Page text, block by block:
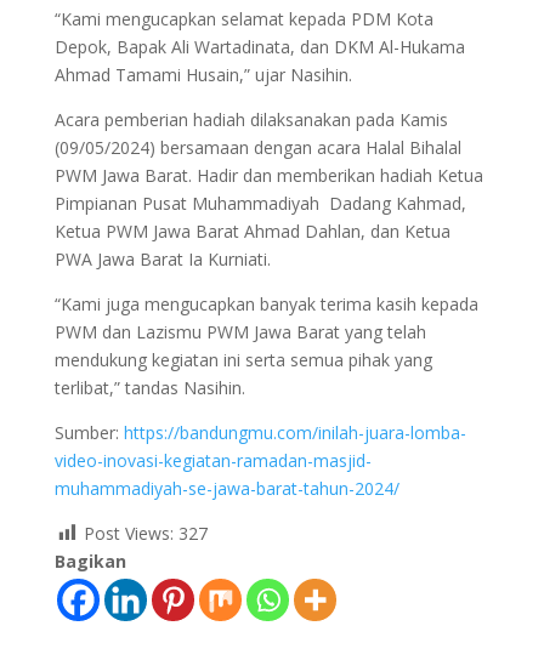
“Kami mengucapkan selamat kepada PDM Kota
Depok, Bapak Ali Wartadinata, dan DKM Al-Hukama
Ahmad Tamami Husain,” ujar Nasihin.
Acara pemberian hadiah dilaksanakan pada Kamis
(09/05/2024) bersamaan dengan acara Halal Bihalal
PWM Jawa Barat. Hadir dan memberikan hadiah Ketua
Pimpianan Pusat Muhammadiyah Dadang Kahmad,
Ketua PWM Jawa Barat Ahmad Dahlan, dan Ketua
PWA Jawa Barat Ia Kurniati.
“Kami juga mengucapkan banyak terima kasih kepada
PWM dan Lazismu PWM Jawa Barat yang telah
mendukung kegiatan ini serta semua pihak yang
terlibat,” tandas Nasihin.
Sumber: https://bandungmu.com/inilah-juara-lomba-
video-inovasi-kegiatan-ramadan-masjid-
muhammadiyah-se-jawa-barat-tahun-2024/
Post Views: 327
Bagikan